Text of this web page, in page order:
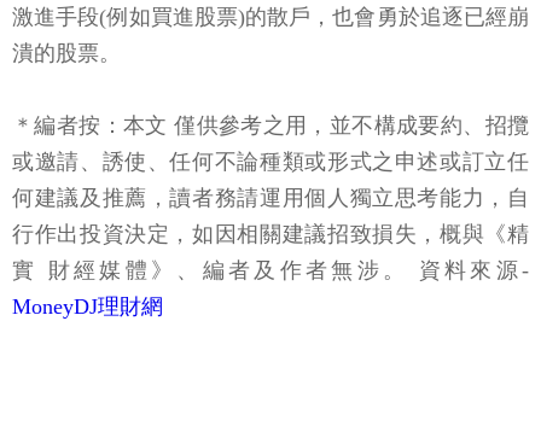
激進手段(例如買進股票)的散戶，也會勇於追逐已經崩
潰的股票。
＊編者按：本文 僅供參考之用，並不構成要約、招攬
或邀請、誘使、任何不論種類或形式之申述或訂立任
何建議及推薦，讀者務請運用個人獨立思考能力，自
行作出投資決定，如因相關建議招致損失，概與《精
實 財經媒體》、編者及作者無涉。 資料來源-
MoneyDJ理財網